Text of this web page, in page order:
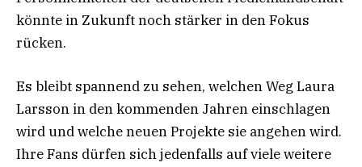
könnte in Zukunft noch stärker in den Fokus
rücken.
Es bleibt spannend zu sehen, welchen Weg Laura
Larsson in den kommenden Jahren einschlagen
wird und welche neuen Projekte sie angehen wird.
Ihre Fans dürfen sich jedenfalls auf viele weitere